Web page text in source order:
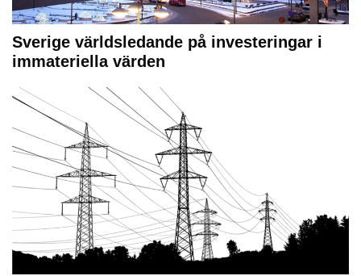
Sverige världsledande på investeringar i
immateriella värden